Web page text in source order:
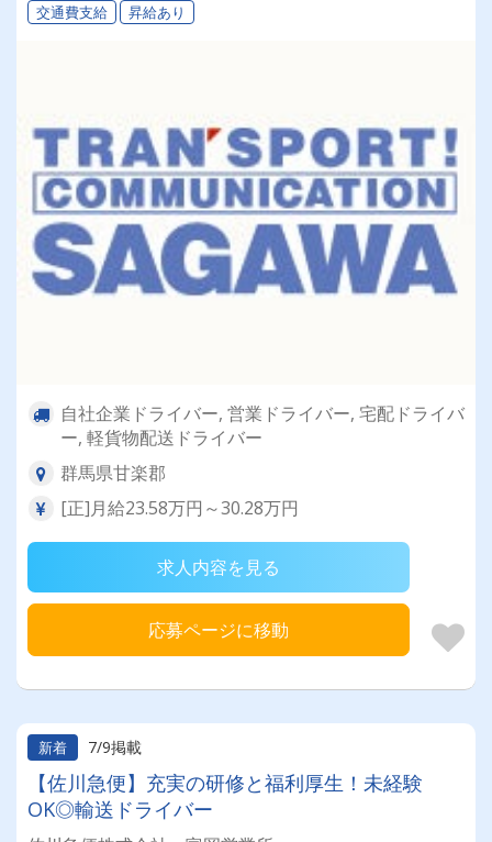
交通費支給 昇給あり
自社企業ドライバー, 営業ドライバー, 宅配ドライバ
ー, 軽貨物配送ドライバー
群馬県甘楽郡
[正]月給23.58万円～30.28万円
求人内容を見る
応募ページに移動
新着 7/9掲載
【佐川急便】充実の研修と福利厚生！未経験
OK◎輸送ドライバー